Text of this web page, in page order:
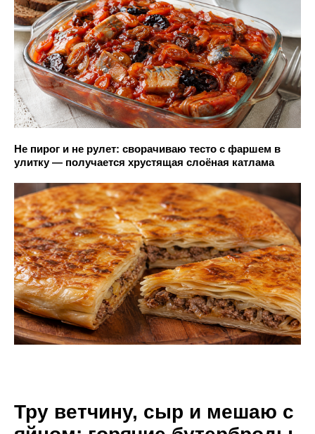
Не пирог и не рулет: сворачиваю тесто с фаршем в
улитку — получается хрустящая слоёная катлама
Тру ветчину, сыр и мешаю с